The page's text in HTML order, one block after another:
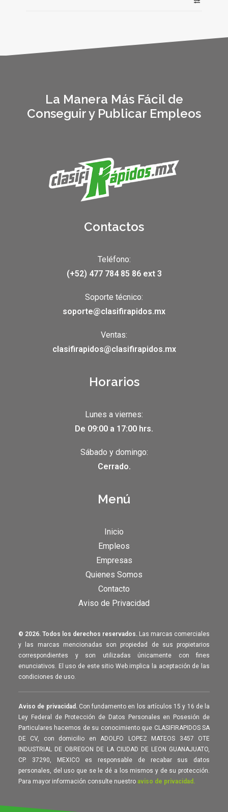
La Manera Más Fácil de
Conseguir y Publicar Empleos
Contactos
Teléfono:
(+52) 477 784 85 86 ext 3
Soporte técnico:
soporte@clasifirapidos.mx
Ventas:
clasifirapidos@clasifirapidos.mx
Horarios
Lunes a viernes:
De 09:00 a 17:00 hrs.
Sábado y domingo:
Cerrado.
Menú
Inicio
Empleos
Empresas
Quienes Somos
Contacto
Aviso de Privacidad
© 2026. Todos los derechos reservados. Las marcas comerciales
y las marcas mencionadas son propiedad de sus propietarios
correspondientes y son utilizadas únicamente con fines
enunciativos. El uso de este sitio Web implica la aceptación de las
condiciones de uso.
Aviso de privacidad.Con fundamento en los artículos 15 y 16 de la
Ley Federal de Protección de Datos Personales en Posesión de
Particulares hacemos de su conocimiento que CLASIFIRAPIDOS SA
DE CV, con domicilio en ADOLFO LOPEZ MATEOS 3457 OTE
INDUSTRIAL DE OBREGON DE LA CIUDAD DE LEON GUANAJUATO,
CP. 37290, MEXICO es responsable de recabar sus datos
personales, del uso que se le dé a los mismos y de su protección.
Para mayor información consulte nuestro aviso de privacidad.